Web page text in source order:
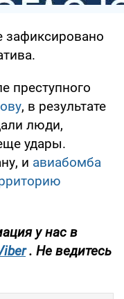
зафиксировано
преступного
, в результате
люди,
удары.
и авиабомба
у нас в
. Не ведитесь